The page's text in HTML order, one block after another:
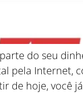
do seu
pela Internet,
de hoje, você